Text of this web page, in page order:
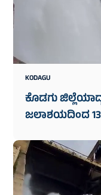
KODAGU
ಕೊಡಗು
ಜಲಾಶಯದಿಂದ